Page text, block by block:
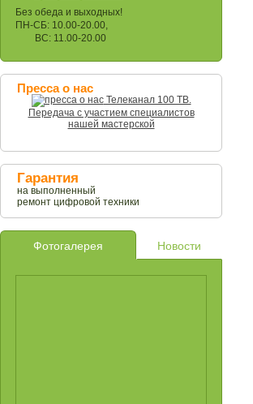
Без обеда и выходных!
ПН-СБ: 10.00-20.00,
ВС: 11.00-20.00
Пресса о нас
Телеканал 100 ТВ.
Передача с участием специалистов
нашей мастерской
Гарантия
на выполненный
ремонт цифровой техники
Фотогалерея Новости